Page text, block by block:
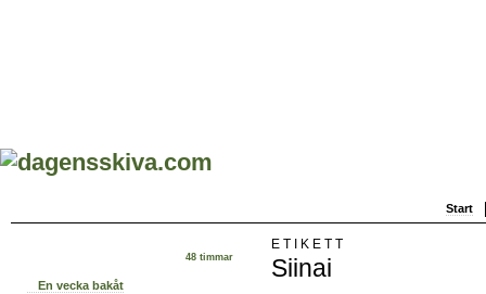
Start
48 timmar
En vecka bakåt
ETIKETT
Siinai